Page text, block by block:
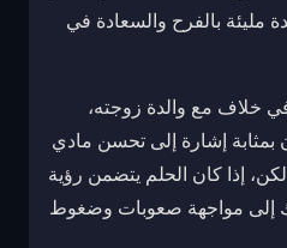
مليئة بالفرح والسعادة في
خلاف مع والدة زوجته،
بمثابة إشارة إلى تحسن مادي
إذا كان الحلم يتضمن رؤية
إلى مواجهة صعوبات وضغوط